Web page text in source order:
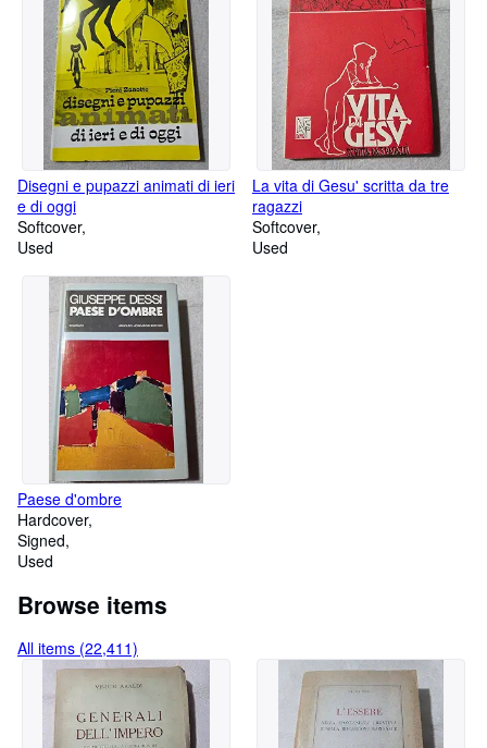
Disegni e pupazzi animati di ieri
e di oggi
Softcover
Used
La vita di Gesu' scritta da tre
ragazzi
Softcover
Used
Paese d'ombre
Hardcover
Signed
Used
Browse items
All items (22,411)